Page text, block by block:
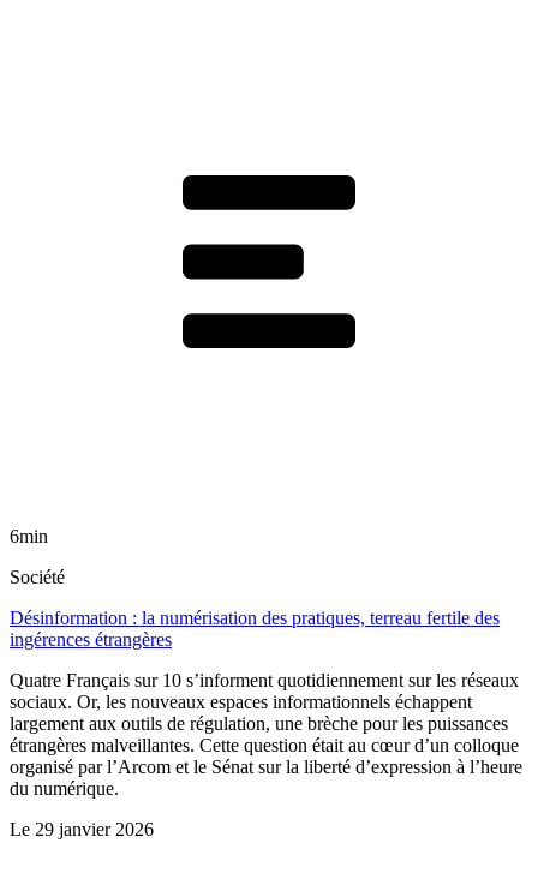
6min
Société
Désinformation : la numérisation des pratiques, terreau fertile des
ingérences étrangères
Quatre Français sur 10 s’informent quotidiennement sur les réseaux
sociaux. Or, les nouveaux espaces informationnels échappent
largement aux outils de régulation, une brèche pour les puissances
étrangères malveillantes. Cette question était au cœur d’un colloque
organisé par l’Arcom et le Sénat sur la liberté d’expression à l’heure
du numérique.
Le 29 janvier 2026